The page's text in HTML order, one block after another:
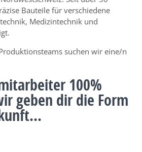
Bauteile für verschiedene
Medizintechnik und
suchen wir eine/n
100%
geben dir die Form